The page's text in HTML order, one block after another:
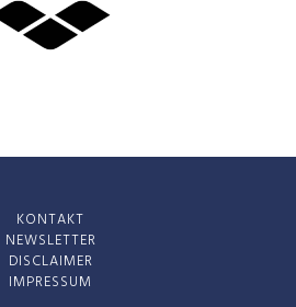
KONTAKT
NEWSLETTER
DISCLAIMER
IMPRESSUM